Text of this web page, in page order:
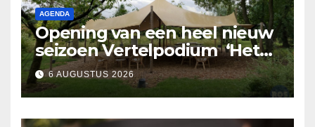
AGENDA
Opening van een heel nieuw
seizoen Vertelpodium ‘Het
Lopende Vuur’. Landelijke
verhalen in Bomentuin D’n
Hooidonk
6 AUGUSTUS 2026